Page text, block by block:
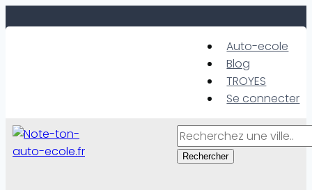
to
Auto-ecole
Blog
TROYES
Se connecter
Rechercher